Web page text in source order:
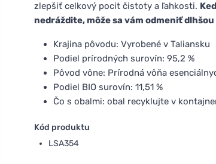
zlepšiť celkový pocit čistoty a ľahkosti.
nedráždite, môže sa vám odmeniť
Krajina pôvodu: Vyrobené v Taliansku
Podiel prírodných surovín: 95,2 %
Pôvod vône: Prírodná vôňa
Podiel BIO surovín: 11,51 %
Čo s obalmi: obal recyklujte v
Kód produktu
LSA354